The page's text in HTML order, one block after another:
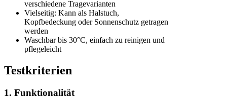
verschiedene Tragevarianten
Vielseitig: Kann als Halstuch,
Kopfbedeckung oder Sonnenschutz getragen
werden
Waschbar bis 30°C, einfach zu reinigen und
pflegeleicht
Testkriterien
1. Funktionalität